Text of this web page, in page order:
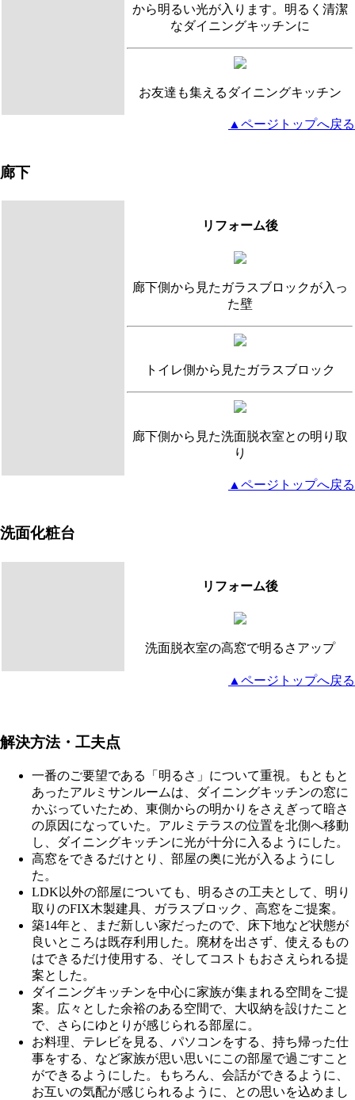
から明るい光が入ります。明るく清潔
なダイニングキッチンに
お友達も集えるダイニングキッチン
▲ページトップへ戻る
廊下
リフォーム後
廊下側から見たガラスブロックが入っ
た壁
トイレ側から見たガラスブロック
廊下側から見た洗面脱衣室との明り取
り
▲ページトップへ戻る
洗面化粧台
リフォーム後
洗面脱衣室の高窓で明るさアップ
▲ページトップへ戻る
解決方法・工夫点
一番のご要望である「明るさ」について重視。もともと
あったアルミサンルームは、ダイニングキッチンの窓に
かぶっていたため、東側からの明かりをさえぎって暗さ
の原因になっていた。アルミテラスの位置を北側へ移動
し、ダイニングキッチンに光が十分に入るようにした。
高窓をできるだけとり、部屋の奥に光が入るようにし
た。
LDK以外の部屋についても、明るさの工夫として、明り
取りのFIX木製建具、ガラスブロック、高窓をご提案。
築14年と、まだ新しい家だったので、床下地など状態が
良いところは既存利用した。廃材を出さず、使えるもの
はできるだけ使用する、そしてコストもおさえられる提
案とした。
ダイニングキッチンを中心に家族が集まれる空間をご提
案。広々とした余裕のある空間で、大収納を設けたこと
で、さらにゆとりが感じられる部屋に。
お料理、テレビを見る、パソコンをする、持ち帰った仕
事をする、など家族が思い思いにこの部屋で過ごすこと
ができるようにした。もちろん、会話ができるように、
お互いの気配が感じられるように、との思いを込めまし